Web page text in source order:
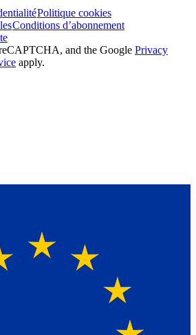
Politique cookies
Conditions d’abonnement
and the Google Privacy
apply.